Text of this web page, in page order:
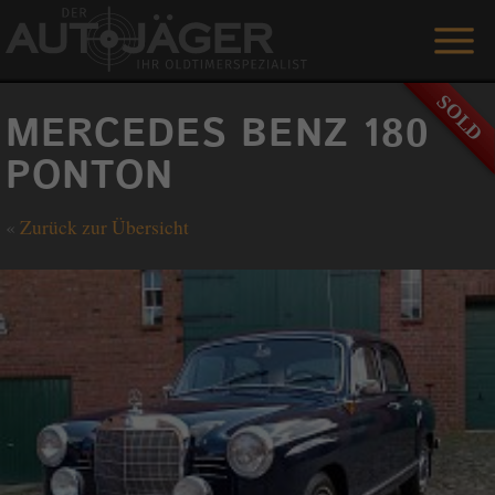
ANGEBOTE
LEISTUNGEN
REFERENZEN
DER AUTOJÄGER
GÄSTEBUCH
KONTAKT
ENGLISH
0 1515 / 466 66 80
MERCEDES BENZ 180
PONTON
« Zurück zur Übersicht